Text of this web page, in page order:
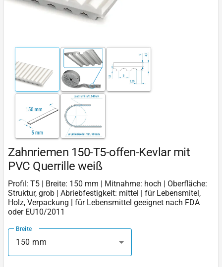
Zahnriemen 150-T5-offen-Kevlar mit
PVC Querrille weiß
Profil: T5 | Breite: 150 mm | Mitnahme: hoch | Oberfläche:
Struktur, grob | Abriebfestigkeit: mittel | für Lebensmitel,
Holz, Verpackung | für Lebensmittel geeignet nach FDA
oder EU10/2011
Breite
150 mm